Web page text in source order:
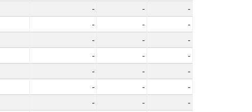
- -
-
- -
-
- -
-
- -
-
- -
-
- -
-
- -
-